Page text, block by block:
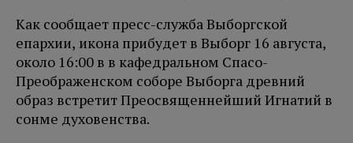
Как сообщает пресс-cлужба Выборгской
епархии, икона прибудет в Выборг 16 августа,
около 16:00 в в кафедральном Спасо-
Преображенском соборе Выборга древний
образ встретит Преосвященнейший Игнатий в
сонме духовенства.